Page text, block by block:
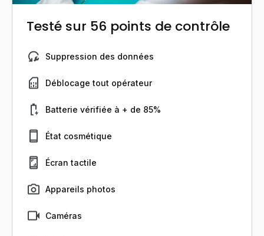
Testé sur 56 points de contrôle
Suppression des données
Déblocage tout opérateur
Batterie vérifiée à + de 85%
État cosmétique
Écran tactile
Appareils photos
Caméras